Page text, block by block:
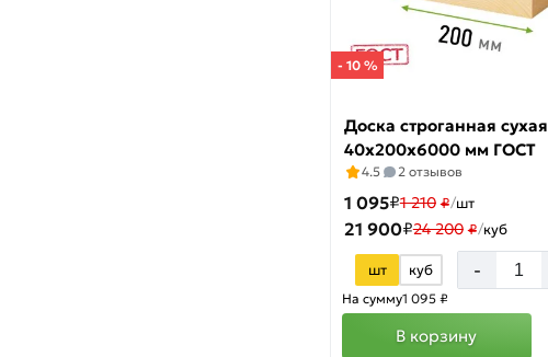
- 10 %
Доска строганная сухая
40х200х6000 мм ГОСТ
4.5 2 отзывов
1 095₽1 210 ₽/шт
21 900₽24 200 ₽/куб
шт куб -
На сумму1 095 ₽
В корзину